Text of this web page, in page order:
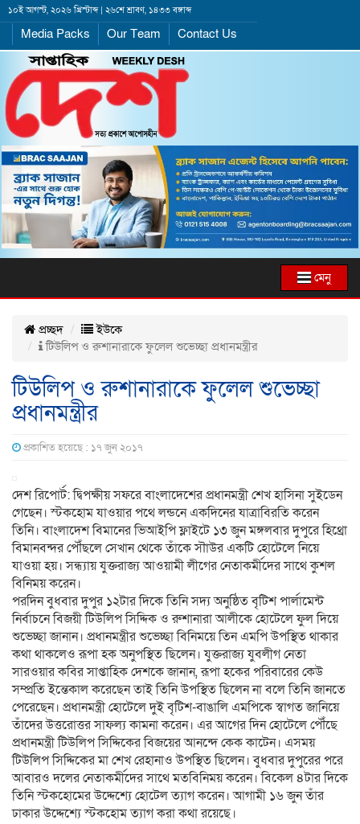
১০ই আগস্ট, ২০২৬ খ্রিস্টাব্দ | ২৬শে শ্রাবণ, ১৪৩৩ বঙ্গাব্দ
Media Packs Our Team Contact Us
মেনু
প্রচ্ছদ
ইউকে
টিউলিপ ও রুশানারাকে ফুলেল শুভেচ্ছা প্রধানমন্ত্রীর
টিউলিপ ও রুশানারাকে ফুলেল শুভেচ্ছা
প্রধানমন্ত্রীর
প্রকাশিত হয়েছে : ১৭ জুন ২০১৭
দেশ রিপোর্ট: দ্বিপক্ষীয় সফরে বাংলাদেশের প্রধানমন্ত্রী শেখ হাসিনা সুইডেন
গেছেন। স্টকহোম যাওয়ার পথে লন্ডনে একদিনের যাত্রাবিরতি করেন
তিনি। বাংলাদেশ বিমানের ভিআইপি ফ্লাইটে ১৩ জুন মঙ্গলবার দুপুরে হিথ্রো
বিমানবন্দর পৌঁছলে সেখান থেকে তাঁকে সৗাউর একটি হোটেলে নিয়ে
যাওয়া হয়। সন্ধ্যায় যুক্তরাজ্য আওয়ামী লীগের নেতাকর্মীদের সাথে কুশল
বিনিময় করেন।
পরদিন বুধবার দুপুর ১২টার দিকে তিনি সদ্য অনুষ্ঠিত বৃটিশ পার্লামেন্ট
নির্বাচনে বিজয়ী টিউলিপ সিদ্দিক ও রুশানারা আলীকে হোটেলে ফুল দিয়ে
শুভেচ্ছা জানান। প্রধানমন্ত্রীর শুভেচ্ছা বিনিময়ে তিন এমপি উপস্থিত থাকার
কথা থাকলেও রূপা হক অনুপস্থিত ছিলেন। যুক্তরাজ্য যুবলীগ নেতা
সারওয়ার কবির সাপ্তাহিক দেশকে জানান, রূপা হকের পরিবারের কেউ
সম্প্রতি ইন্তেকাল করেছেন তাই তিনি উপস্থিত ছিলেন না বলে তিনি জানতে
পেরেছেন। প্রধানমন্ত্রী হোটেলে দুই বৃটিশ-বাঙালি এমপিকে স্বাগত জানিয়ে
তাঁদের উত্তরোত্তর সাফল্য কামনা করেন। এর আগের দিন হোটেলে পৌঁছে
প্রধানমন্ত্রী টিউলিপ সিদ্দিকের বিজয়ের আনন্দে কেক কাটেন। এসময়
টিউলিপ সিদ্দিকের মা শেখ রেহানাও উপস্থিত ছিলেন। বুধবার দুপুরের পরে
আবারও দলের নেতাকর্মীদের সাথে মতবিনিময় করেন। বিকেল ৪টার দিকে
তিনি স্টকহোমের উদ্দেশ্যে হোটেল ত্যাগ করেন। আগামী ১৬ জুন তাঁর
ঢাকার উদ্দেশ্যে স্টকহোম ত্যাগ করা কথা রয়েছে।